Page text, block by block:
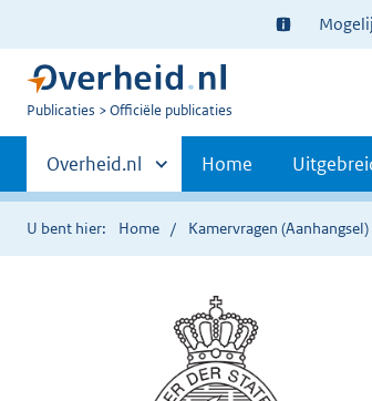
Ter
informatie:
U
Publicaties Officiële publicaties
Primaire
navigatie
Andere
sites
binnen
Overheid.nl Home
U bent hier: Home Kamervragen